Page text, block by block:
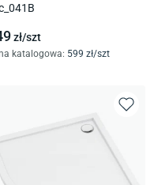
zł/szt
katalogowa: 599 zł/szt